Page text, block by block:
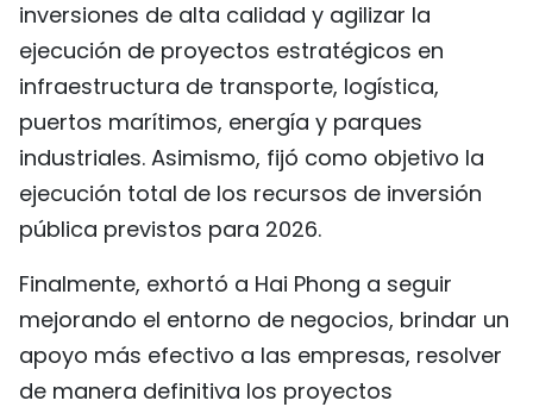
inversiones de alta calidad y agilizar la
ejecución de proyectos estratégicos en
infraestructura de transporte, logística,
puertos marítimos, energía y parques
industriales. Asimismo, fijó como objetivo la
ejecución total de los recursos de inversión
pública previstos para 2026.
Finalmente, exhortó a Hai Phong a seguir
mejorando el entorno de negocios, brindar un
apoyo más efectivo a las empresas, resolver
de manera definitiva los proyectos